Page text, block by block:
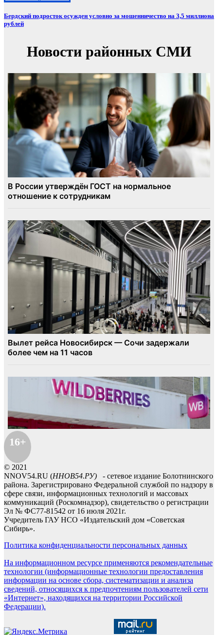
Бердский подросток осужден условно за мошенничество на 3,5 миллиона
рублей
16+
© 2021
NNOV54.RU (ННОВ54.РУ) - сетевое издание Болотнинского
района. Зарегистрировано Федеральной службой по надзору в
сфере связи, информационных технологий и массовых
коммуникаций (Роскомнадзор), свидетельство о регистрации
Эл № ФС77-81542 от 16 июля 2021г.
Учредитель ГАУ НСО «Издательский дом «Советская
Сибирь».
Политика конфиденциальности персональных данных
На информационном ресурсе применяются рекомендательные
технологии (информационные технологии предоставления
информации на основе сбора, систематизации и анализа
сведений, относящихся к предпочтениям пользователей сети
«Интернет», находящихся на территории Российской
Федерации).